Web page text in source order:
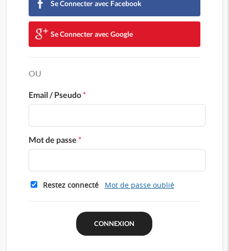
Se Connecter avec Facebook
Se Connecter avec Google
OU
Email / Pseudo*
Mot de passe *
Restez connecté Mot de passe oublié